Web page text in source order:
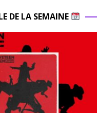
DE LA SEMAINE